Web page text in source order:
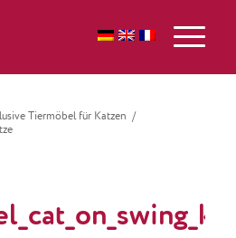
Tiermöbel für Katzen /